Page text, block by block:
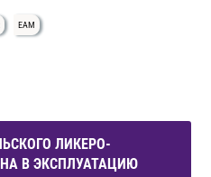
EAM
ЛИКЕРО-
В ЭКСПЛУАТАЦИЮ